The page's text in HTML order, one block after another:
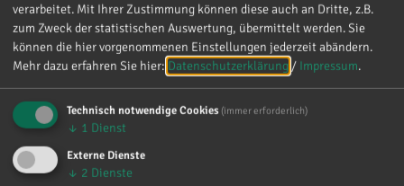
verarbeitet. Mit Ihrer Zustimmung können diese auch an Dritte, z.B.
zum Zweck der statistischen Auswertung, übermittelt werden. Sie
können die hier vorgenommenen Einstellungen jederzeit abändern.
Mehr dazu erfahren Sie hier: Datenschutzerklärung / Impressum.
Technisch notwendige Cookies (immer erforderlich)
↓ 1 Dienst
Externe Dienste
↓ 2 Dienste